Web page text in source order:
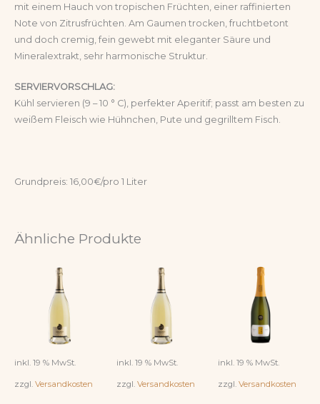
mit einem Hauch von tropischen Früchten, einer raffinierten
Note von Zitrusfrüchten. Am Gaumen trocken, fruchtbetont
und doch cremig, fein gewebt mit eleganter Säure und
Mineralextrakt, sehr harmonische Struktur.
SERVIERVORSCHLAG:
Kühl servieren (9 – 10 ° C), perfekter Aperitif; passt am besten zu
weißem Fleisch wie Hühnchen, Pute und gegrilltem Fisch.
Grundpreis: 16,00€/pro 1 Liter
Ähnliche Produkte
inkl. 19 % MwSt.
zzgl. Versandkosten
inkl. 19 % MwSt.
zzgl. Versandkosten
inkl. 19 % MwSt.
zzgl.Versandkosten